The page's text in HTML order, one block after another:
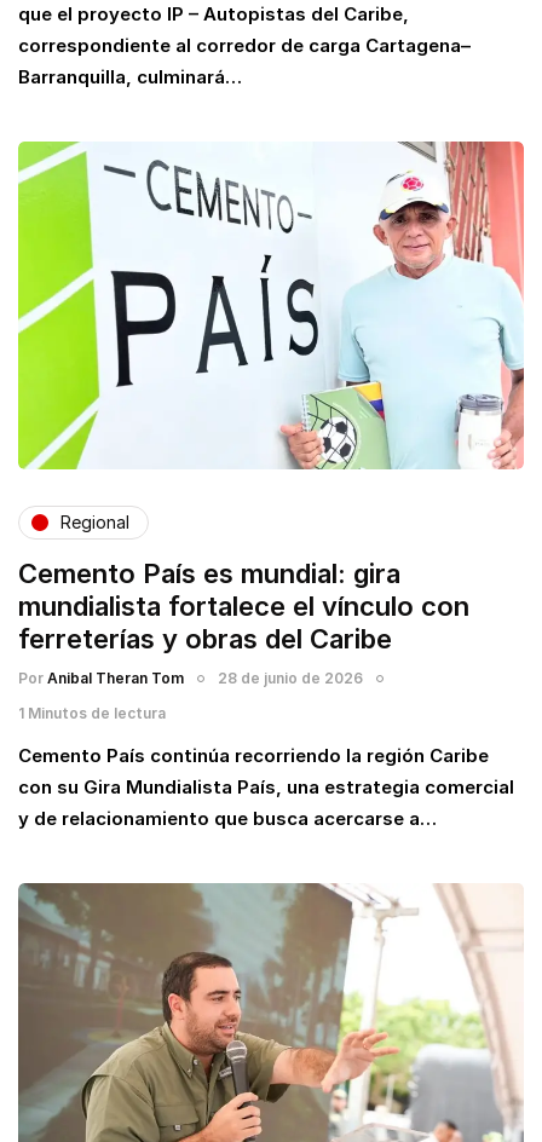
que el proyecto IP – Autopistas del Caribe,
correspondiente al corredor de carga Cartagena–
Barranquilla, culminará…
Regional
Cemento País es mundial: gira
mundialista fortalece el vínculo con
ferreterías y obras del Caribe
Por Anibal Theran Tom
28 de junio de 2026
1 Minutos de lectura
Cemento País continúa recorriendo la región Caribe
con su Gira Mundialista País, una estrategia comercial
y de relacionamiento que busca acercarse a…